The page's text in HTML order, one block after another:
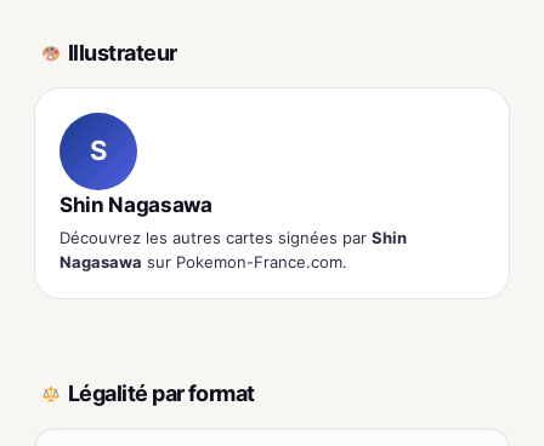
Illustrateur
S
Shin Nagasawa
Découvrez les autres cartes signées par Shin
Nagasawa sur Pokemon-France.com.
Légalité par format